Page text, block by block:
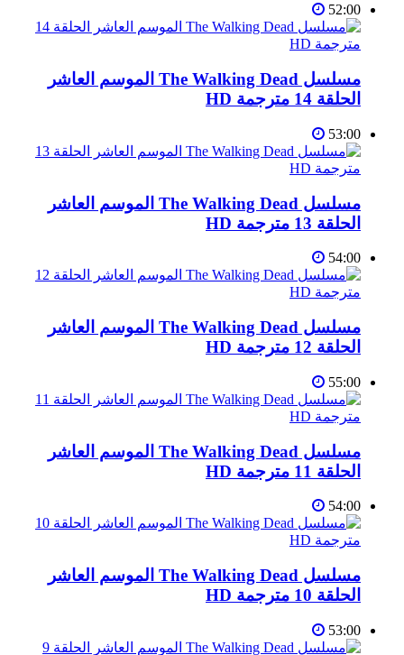
52:00
مسلسل The Walking Dead الموسم العاشر
الحلقة 14 مترجمة HD
53:00
مسلسل The Walking Dead الموسم العاشر
الحلقة 13 مترجمة HD
54:00
مسلسل The Walking Dead الموسم العاشر
الحلقة 12 مترجمة HD
55:00
مسلسل The Walking Dead الموسم العاشر
الحلقة 11 مترجمة HD
54:00
مسلسل The Walking Dead الموسم العاشر
الحلقة 10 مترجمة HD
53:00